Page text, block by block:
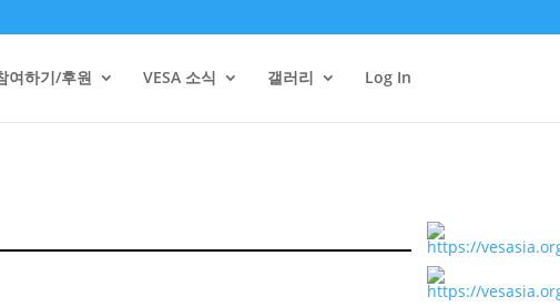
여하기/후원 VESA 소식 갤러리 Log In